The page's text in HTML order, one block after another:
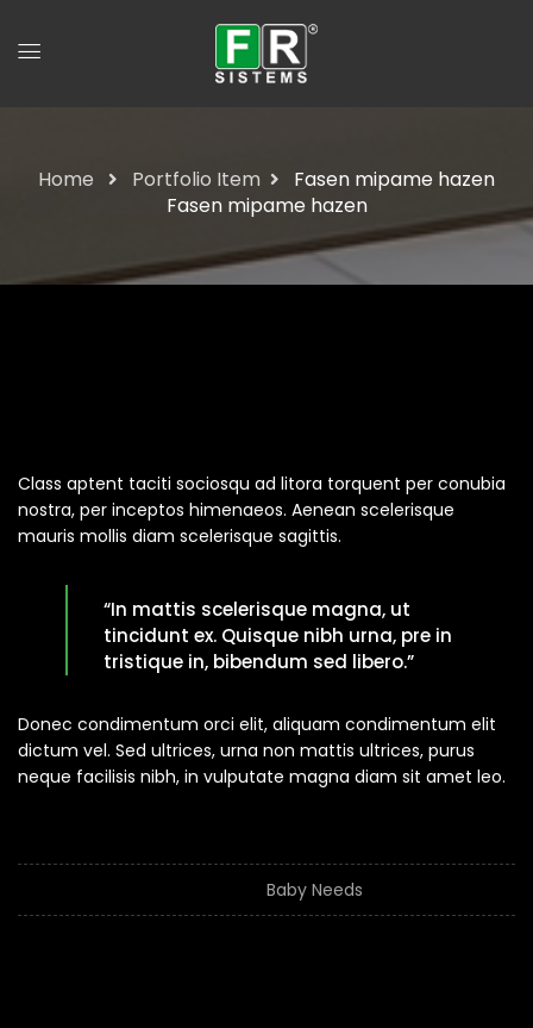
Home Portfolio Item
Fasen mipame hazen
Fasen mipame hazen
Class aptent taciti sociosqu ad litora torquent per conubia
nostra, per inceptos himenaeos. Aenean scelerisque
mauris mollis diam scelerisque sagittis.
“In mattis scelerisque magna, ut
tincidunt ex. Quisque nibh urna, pre in
tristique in, bibendum sed libero.”
Donec condimentum orci elit, aliquam condimentum elit
dictum vel. Sed ultrices, urna non mattis ultrices, purus
neque facilisis nibh, in vulputate magna diam sit amet leo.
Baby Needs